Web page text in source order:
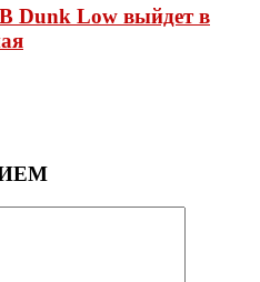
Dunk Low выйдет в